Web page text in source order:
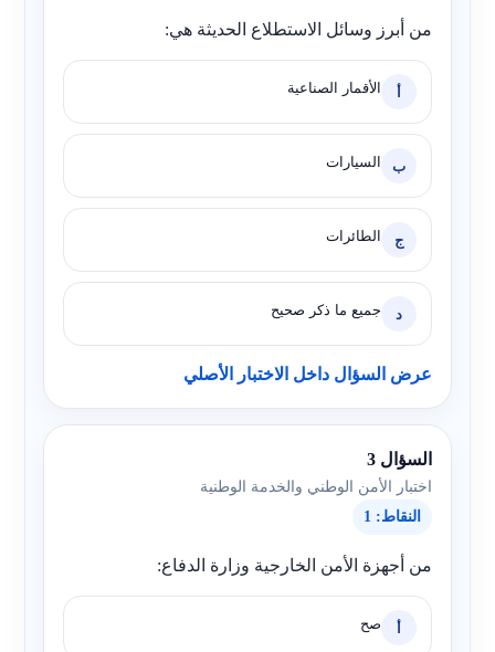
من أبرز وسائل الاستطلاع الحديثة هي:
أ الأقمار الصناعية
ب السيارات
ج الطائرات
د جميع ما ذكر صحيح
عرض السؤال داخل الاختبار الأصلي
السؤال 3
اختبار الأمن الوطني والخدمة الوطنية
النقاط: 1
من أجهزة الأمن الخارجية وزارة الدفاع:
أ صح